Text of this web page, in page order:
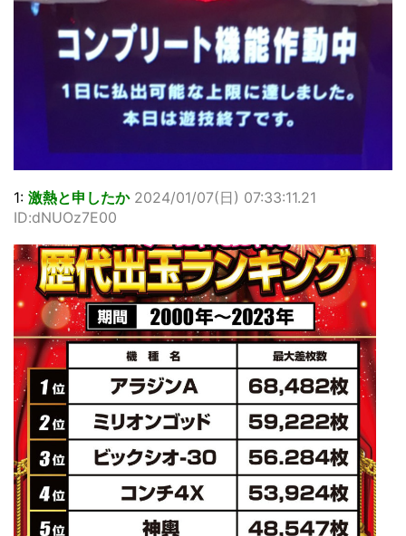
1: 激熱と申したか 2024/01/07(日) 07:33:11.21
ID:dNUOz7E00